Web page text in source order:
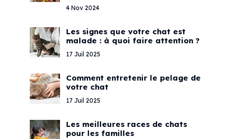
4 Nov 2024
Les signes que votre chat est
malade : à quoi faire attention ?
17 Juil 2025
Comment entretenir le pelage de
votre chat
17 Juil 2025
Les meilleures races de chats
pour les familles